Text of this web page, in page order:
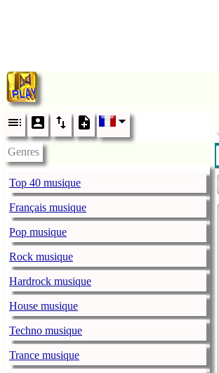
Genres
Top 40 musique
Français musique
Pop musique
Rock musique
Hardrock musique
House musique
Techno musique
Trance musique